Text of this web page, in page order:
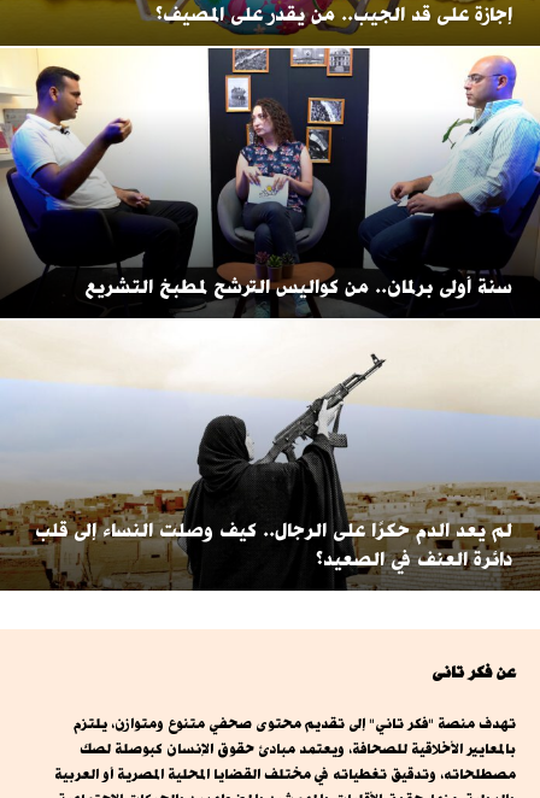
إجازة على قد الجيب.. من يقدر على المصيف؟
سنة أولى برلمان.. من كواليس الترشح لمطبخ التشريع
لم يعد الدم حكرًا على الرجال.. كيف وصلت النساء إلى قلب
دائرة العنف في الصعيد؟
عن فكر تانى
تهدف منصة "فكر تاني" إلى تقديم محتوى صحفي متنوع ومتوازن، يلتزم
بالمعايير الأخلاقية للصحافة، ويعتمد مبادئ حقوق الإنسان كبوصلة لصك
مصطلحاته، وتدقيق تغطياته في مختلف القضايا المحلية المصرية أو العربية